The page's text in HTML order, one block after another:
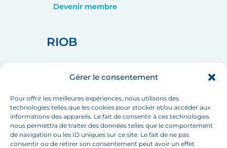
Gérer le consentement
Pour offrir les meilleures expériences, nous utilisons des
technologies telles que les cookies pour stocker et/ou accéder aux
informations des appareils. Le fait de consentir à ces technologies
nous permettra de traiter des données telles que le comportement
de navigation ou les ID uniques sur ce site. Le fait de ne pas
consentir ou de retirer son consentement peut avoir un effet
Devenir membre
RIOB
+33 (1) 44 90 88 60
mail info[at]inbo-news.org
Suivez-nous